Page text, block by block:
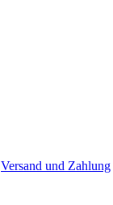
Versand und Zahlung